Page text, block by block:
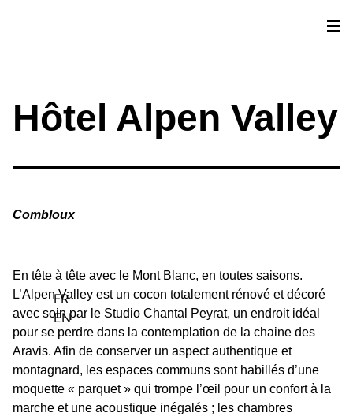
Contact
FR
EN
Hôtel Alpen Valley
En tête à tête avec le Mont Blanc, en toutes saisons.
L’Alpen Valley est un cocon totalement rénové et décoré
avec soin par le Studio Chantal Peyrat, un endroit idéal
pour se perdre dans la contemplation de la chaine des
Aravis. Afin de conserver un aspect authentique et
montagnard, les espaces communs sont habillés d’une
moquette « parquet » qui trompe l’œil pour un confort à la
marche et une acoustique inégalés ; les chambres
Combloux